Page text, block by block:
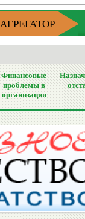
АГРЕГАТОР
Финансовые
проблемы в
организации